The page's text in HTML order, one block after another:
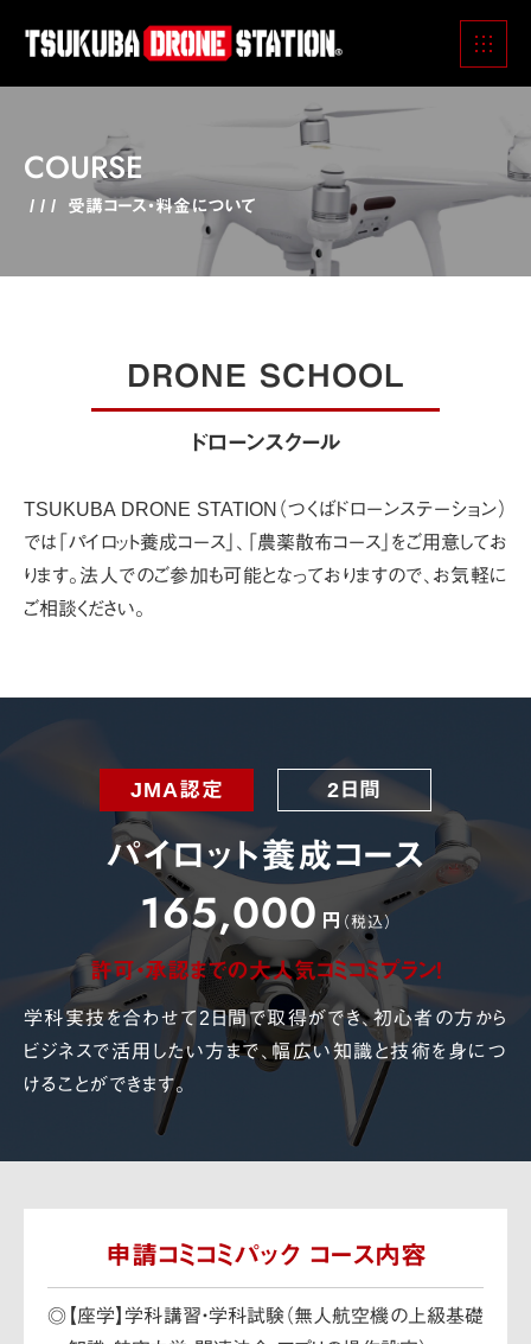
COURSE
受講コース・料金について
DRONE SCHOOL
ドローンスクール
TSUKUBA DRONE STATION（つくばドローンステーション）
では 「パイロット養成コース」、「農薬散布コース」をご用意してお
ります。 法人でのご参加も可能となっておりますので、お気軽に
ご相談ください。
JMA認定 2日間
パイロット養成コース
165,000 円 （税込）
許可・承認までの大人気コミコミプラン!
学科実技を合わせて2日間で取得ができ、初心者の方から
ビジネスで活用したい方まで、幅広い知識と技術を身につ
けることができます。
申請コミコミパック コース内容
【座学】学科講習・学科試験（無人航空機の上級基礎